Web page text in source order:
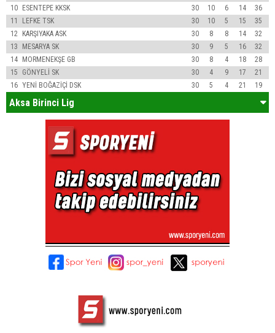
10 ESENTEPE KKSK 30 10 6 14
36
11
LEFKE TSK 30 10 5 15
35
12
KARŞIYAKA ASK 30 8 8 14
32
13
MESARYA SK 30 9 5 16
32
14 MORMENEKŞE GB 30 8 4 18
28
15
GÖNYELİ SK 30 4 9 17
21
16 YENİ BOĞAZİÇİ DSK 30 5 4 21 19
Aksa Birinci Lig